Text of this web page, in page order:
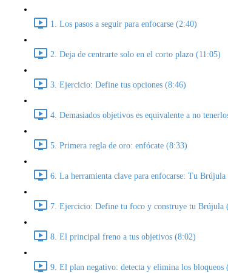
1. Los pasos a seguir para enfocarse (2:40)
2. Deja de centrarte solo en el corto plazo (11:05)
3. Ejercicio: Define tus opciones (8:46)
4. Demasiados objetivos es equivalente a no
5. Primera regla de oro: enfócate (8:33)
6. La herramienta clave para enfocarse: Tu Brújula
7. Ejercicio: Define tu foco y construye tu Brújula
8. El principal freno a tus objetivos (8:02)
9. El plan negativo: detecta y elimina los bloqueos